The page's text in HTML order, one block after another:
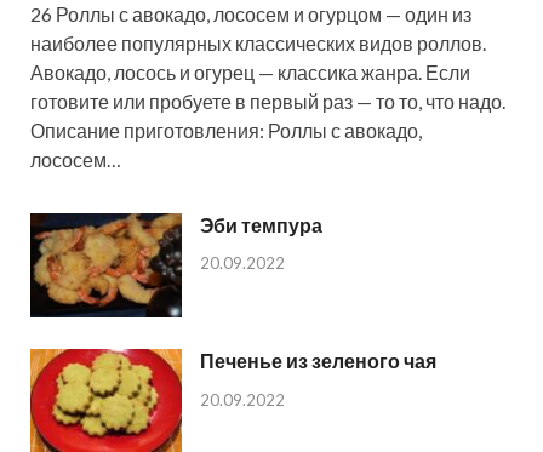
26 Роллы с авокадо, лососем и огурцом — один из
наиболее популярных классических видов роллов.
Авокадо, лосось и огурец — классика жанра. Если
готовите или пробуете в первый раз — то то, что надо.
Описание приготовления: Роллы с авокадо,
лососем…
Эби темпура
20.09.2022
Печенье из зеленого чая
20.09.2022